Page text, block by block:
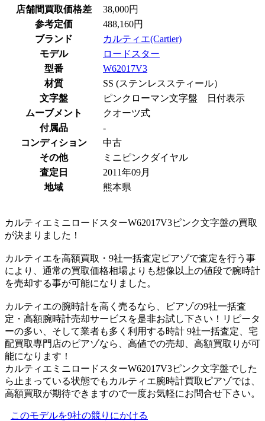
店舗間買取価格差
38,000円
参考定価
488,160円
ブランド
カルティエ(Cartier)
モデル
ロードスター
型番
W62017V3
材質
SS (ステンレススティール）
文字盤
ピンクローマン文字盤 日付表示
ムーブメント
クオーツ式
付属品
-
コンディション
中古
その他
ミニピンクダイヤル
査定日
2011年09月
地域
熊本県
カルティエミニロードスターW62017V3ピンク文字盤の買取
が決まりました！
カルティエを高額買取・9社一括査定ピアゾで査定を行う事
により、通常の買取価格相場よりも想像以上の値段で腕時計
を売却する事が可能になりました。
カルティエの腕時計を高く売るなら、ピアゾの9社一括査
定・高額腕時計売却サービスを是非お試し下さい！リピータ
ーの多い、そして業者も多く利用する時計 9社一括査定、宅
配買取専門店のピアゾなら、高値での売却、高額買取りが可
能になります！
カルティエミニロードスターW62017V3ピンク文字盤でした
ら止まっている状態でもカルティエ腕時計買取ピアゾでは、
高額買取が期待できますので一度お気軽にお問合せ下さい。
このモデルを9社の競りにかける